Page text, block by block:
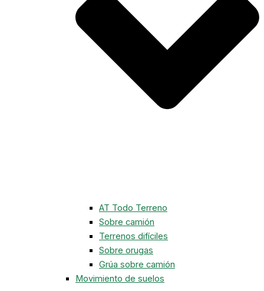
AT Todo Terreno
Sobre camión
Terrenos difíciles
Sobre orugas
Grúa sobre camión
Movimiento de suelos